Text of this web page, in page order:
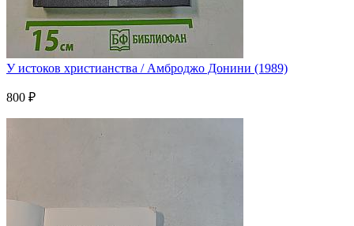
У истоков христианства / Амброджо Донини (1989)
800 ₽